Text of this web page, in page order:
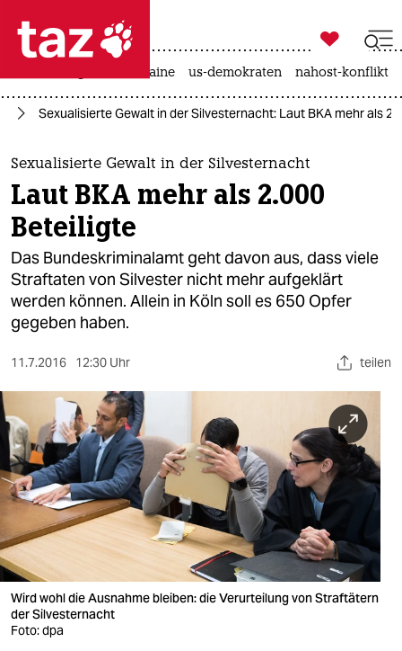
 taz zahl ich
taz zahl ich
themen
politik
öko
gesellschaft
kultur
sport
berlin
nord
wahrheit
verlag
verlag
veranstaltungen
shop

taz zahl ich
krieg in der ukraine us-demokraten nahost-konflikt
Sexualisierte Gewalt in der Silvesternacht: Laut BKA mehr als
Sexualisierte Gewalt in der Silvesternacht
Laut BKA mehr als 2.000
Beteiligte
Das Bundeskriminalamt geht davon aus, dass viele
Straftaten von Silvester nicht mehr aufgeklärt
werden können. Allein in Köln soll es 650 Opfer
gegeben haben.
11.7.2016 12:30 Uhr teilen
Wird wohl die Ausnahme bleiben: die Verurteilung von Straftätern
der Silvesternacht
Foto: dpa